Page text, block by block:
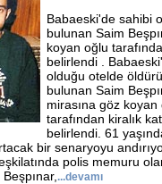
Babaeski'de sahibi
bulunan Saim
koyan oğlu
belirlendi .
olduğu otelde
bulunan Saim
mirasına göz
tarafından kiralık
belirlendi. 61
bir senaryoyu
polis memuru
...devamı